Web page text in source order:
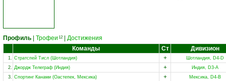
Профиль Трофеи 12
Достижения
Команды
Ст Дивизион
1. Стратспей Тисл (Шотландия) +
Шотландия, D4-D
2. Джордж Телеграф (Индия) +
Индия, D3-A
3. Спортинг Канами (Оастепек, Мексика) +
Мексика, D4-B